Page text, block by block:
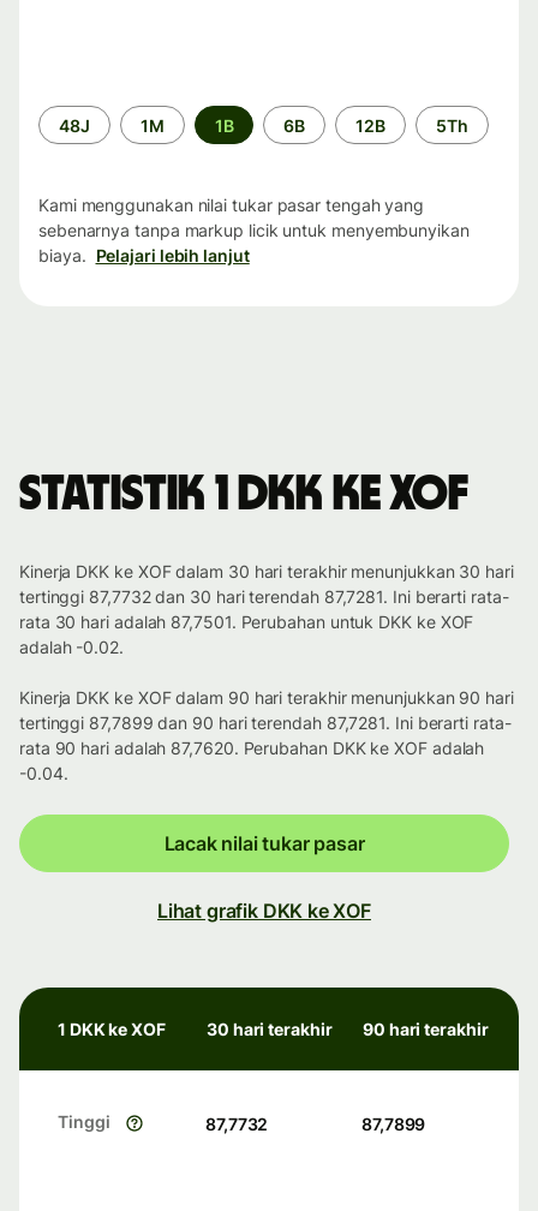
Periode
waktu
48J 1M 1B 6B 12B 5Th
Kami menggunakan nilai tukar pasar tengah yang
sebenarnya tanpa markup licik untuk menyembunyikan
biaya. Pelajari lebih lanjut
Statistik 1 DKK ke XOF
Kinerja DKK ke XOF dalam 30 hari terakhir menunjukkan 30 hari
tertinggi 87,7732 dan 30 hari terendah 87,7281. Ini berarti rata-
rata 30 hari adalah 87,7501. Perubahan untuk DKK ke XOF
adalah -0.02.
Kinerja DKK ke XOF dalam 90 hari terakhir menunjukkan 90 hari
tertinggi 87,7899 dan 90 hari terendah 87,7281. Ini berarti rata-
rata 90 hari adalah 87,7620. Perubahan DKK ke XOF adalah
-0.04.
Lacak nilai tukar pasar
Lihat grafik DKK ke XOF
1 DKK ke XOF 30 hari terakhir 90 hari terakhir
Tinggi 87,7732 87,7899